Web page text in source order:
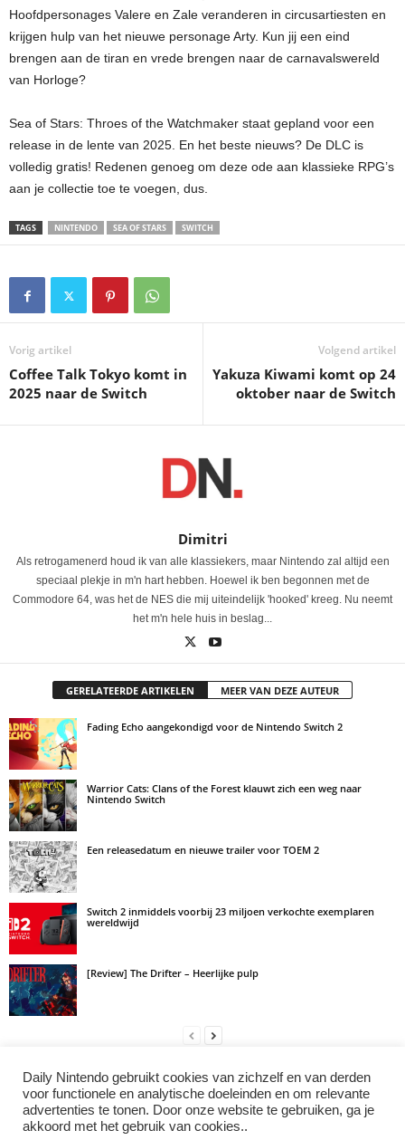
Hoofdpersonages Valere en Zale veranderen in circusartiesten en
krijgen hulp van het nieuwe personage Arty. Kun jij een eind
brengen aan de tiran en vrede brengen naar de carnavalswereld
van Horloge?
Sea of Stars: Throes of the Watchmaker staat gepland voor een
release in de lente van 2025. En het beste nieuws? De DLC is
volledig gratis! Redenen genoeg om deze ode aan klassieke RPG’s
aan je collectie toe te voegen, dus.
TAGS NINTENDO SEA OF STARS SWITCH
Vorig artikel
Coffee Talk Tokyo komt in
2025 naar de Switch
Volgend artikel
Yakuza Kiwami komt op 24
oktober naar de Switch
Dimitri
Als retrogamenerd houd ik van alle klassiekers, maar Nintendo zal altijd een
speciaal plekje in m'n hart hebben. Hoewel ik ben begonnen met de
Commodore 64, was het de NES die mij uiteindelijk 'hooked' kreeg. Nu neemt
het m'n hele huis in beslag...
GERELATEERDE ARTIKELEN MEER VAN DEZE AUTEUR
Fading Echo aangekondigd voor de Nintendo Switch 2
Warrior Cats: Clans of the Forest klauwt zich een weg naar
Nintendo Switch
Een releasedatum en nieuwe trailer voor TOEM 2
Switch 2 inmiddels voorbij 23 miljoen verkochte exemplaren
wereldwijd
[Review] The Drifter – Heerlijke pulp
LAAT EEN REACTIE ACHTER
Log in om een opmerking achter te laten
Daily Nintendo gebruikt cookies van zichzelf en van derden
voor functionele en analytische doeleinden en om relevante
advertenties te tonen. Door onze website te gebruiken, ga je
akkoord met het gebruik van cookies..